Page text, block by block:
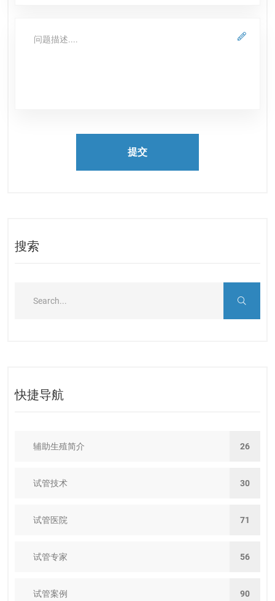
提交
搜索
快捷导航
辅助生殖简介 26
试管技术 30
试管医院 71
试管专家 56
试管案例 90